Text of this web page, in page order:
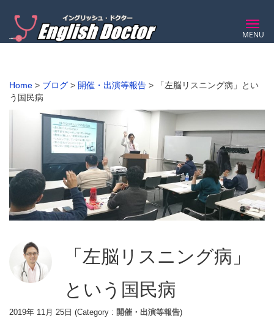
MENU
Home > ブログ > 開催・出演等報告 >
「左脳リスニング病」とい
う国民病
「左脳リスニング病」
という国民病
2019年 11月 25日 (Category : 開催・出演等報告)